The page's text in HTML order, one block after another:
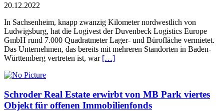
20.12.2022
In Sachsenheim, knapp zwanzig Kilometer nordwestlich von
Ludwigsburg, hat die Logivest der Duvenbeck Logistics Europe
GmbH rund 7.000 Quadratmeter Lager- und Bürofläche vermietet.
Das Unternehmen, das bereits mit mehreren Standorten in Baden-
Württemberg vertreten ist, war […]
Schroder Real Estate erwirbt von MB Park viertes
Objekt für offenen Immobilienfonds